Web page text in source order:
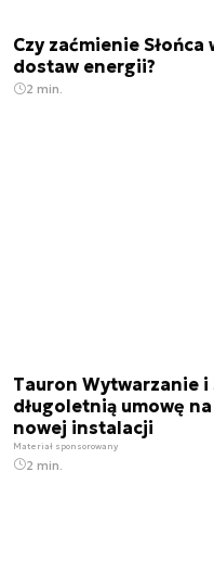
Czy zaćmienie
dostaw energii?
2 min.
Tauron Wytwarzanie i
długoletnią umowę
nowej instalacji
Materiał sponsorowany
2 min.